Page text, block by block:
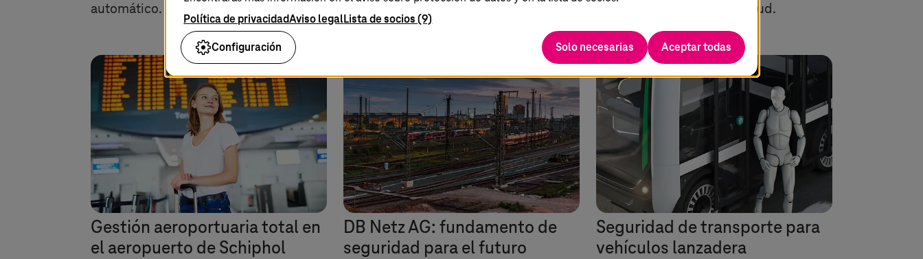
automático.
de Swiss Open Telekom Cloud.
Gestión aeroportuaria total en
el aeropuerto de Schiphol
DB Netz AG: fundamento de
seguridad para el futuro
Seguridad de transporte para
vehículos lanzadera
Política de privacidadAviso legalLista de socios (9)
Configuración
Solo necesarias Aceptar todas